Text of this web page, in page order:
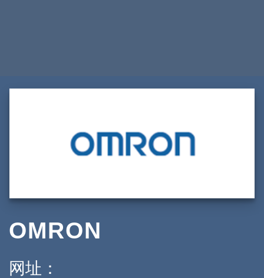
OMRON
网址：